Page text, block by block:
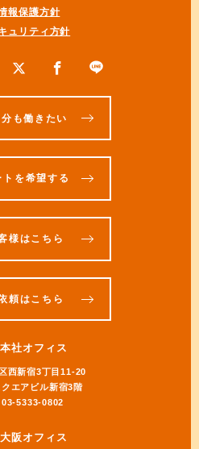
報保護方針
ュリティ方針
も働きたい
を希望する
様はこちら
頼はこちら
社オフィス
西新宿3丁目11-20
エアビル新宿3階
5333-0802
阪オフィス